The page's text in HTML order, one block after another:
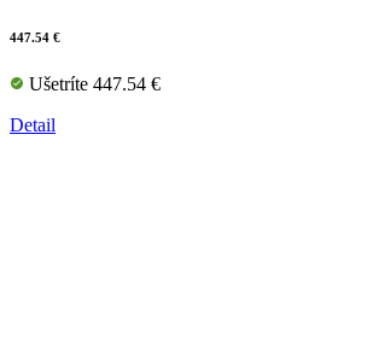
447.54 €
Ušetríte 447.54 €
Detail